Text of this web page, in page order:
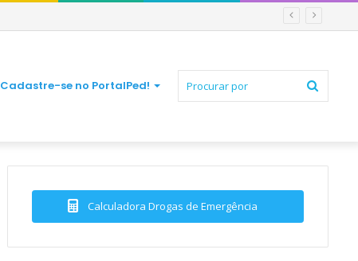
Cadastre-se no PortalPed!
Calculadora Drogas de Emergência